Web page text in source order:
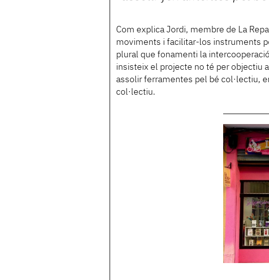
Com explica Jordi, membre de La
moviments i facilitar-los instruments
plural que fonamenti la
insisteix el projecte no té per objectiu
assolir ferramentes pel bé col·lectiu,
col·lectiu.